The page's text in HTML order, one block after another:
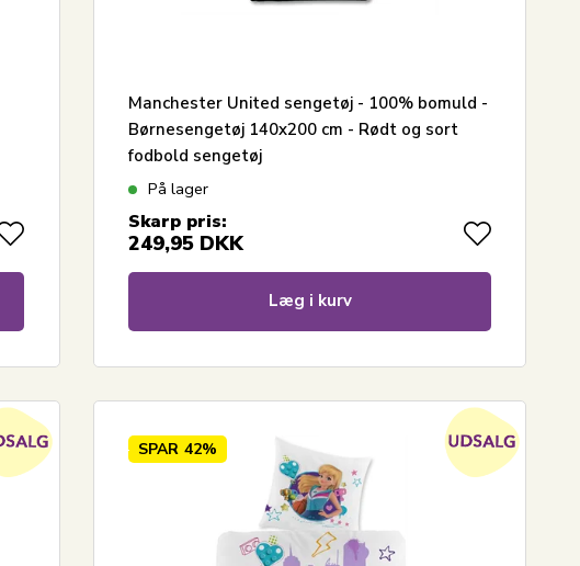
Manchester United sengetøj - 100% bomuld -
Børnesengetøj 140x200 cm - Rødt og sort
fodbold sengetøj
På lager
Skarp pris:
249,95 DKK
Læg i kurv
SPAR 42%